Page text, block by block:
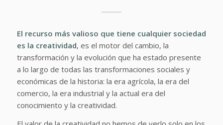
El recurso más valioso que tiene cualquier sociedad
es la creatividad, es el motor del cambio, la
transformación y la evolución que ha estado presente
a lo largo de todas las transformaciones sociales y
económicas de la historia: la era agrícola, la era del
comercio, la era industrial y la actual era del
conocimiento y la creatividad.